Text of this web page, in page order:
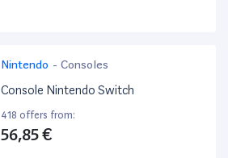
Nintendo - Consoles
Console Nintendo Switch
418 offers from:
56,85 €